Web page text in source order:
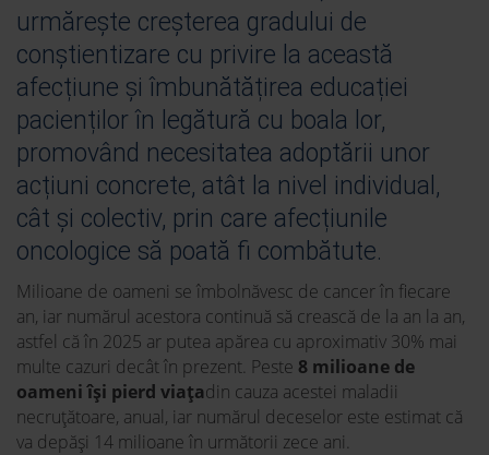
urmărește creșterea gradului de
conștientizare cu privire la această
afecțiune și îmbunătățirea educației
pacienților în legătură cu boala lor,
promovând necesitatea adoptării unor
acțiuni concrete, atât la nivel individual,
cât și colectiv, prin care afecțiunile
oncologice să poată fi combătute.
Milioane de oameni se îmbolnăvesc de cancer în fiecare
an, iar numărul acestora continuă să crească de la an la an,
astfel că în 2025 ar putea apărea cu aproximativ 30% mai
multe cazuri decât în prezent. Peste 8 milioane de
oameni își pierd viațadin cauza acestei maladii
necruțătoare, anual, iar numărul deceselor este estimat că
va depăși 14 milioane în următorii zece ani.